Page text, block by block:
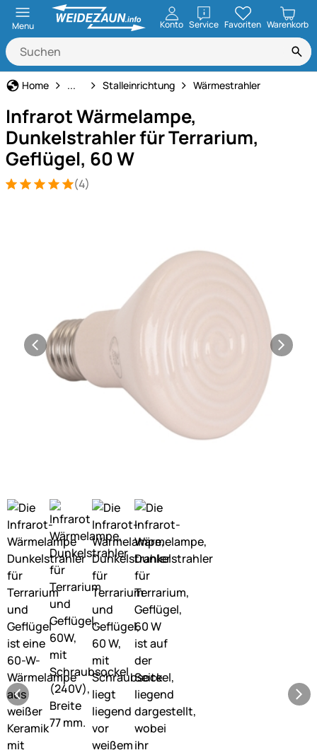
Menu Konto ServiceöffnenFavoriten Warenkorb
Home Stall- & Tierzuchtbedarf
... Stalleinrichtung Wärmestrahler
Infrarot Wärmelampe,
Dunkelstrahler für Terrarium,
Geflügel, 60 W
Bewertung: 5 von 5 (4 Bewertungen)
4 Bewertungen
(4)